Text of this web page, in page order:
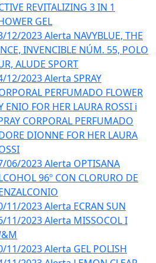
REVITALIZING 3 IN 1
GEL
12/2023 Alerta NAVYBLUE, THE
INVENCIBLE NÚM. 55, POLO
ALUDE SPORT
12/2023 Alerta SPRAY
PERFUMADO FLOWER
ENIO FOR HER LAURA ROSSI i
CORPORAL PERFUMADO
DIONNE FOR HER LAURA
06/2023 Alerta OPTISANA
96º CON CLORURO DE
11/2023 Alerta ECRAN SUN
11/2023 Alerta MISSOCOL I
11/2023 Alerta GEL POLISH